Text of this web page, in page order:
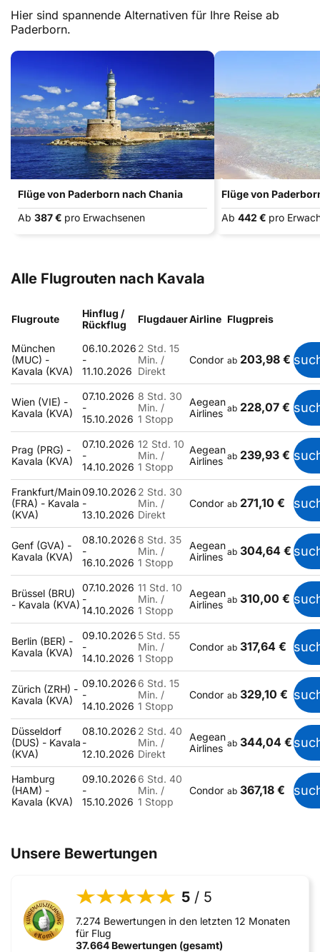
Hier sind spannende Alternativen für Ihre Reise ab
Paderborn.
Flüge von Paderborn nach Chania
Ab 387 € pro Erwachsenen
Flüge von
Ab 442 € pro
Alle Flugrouten nach Kavala
Flugroute
Hinflug /
Rückflug
FlugdauerAirline Flugpreis
München
(MUC) -
Kavala (KVA)
06.10.2026
-
11.10.2026
2 Std. 15
Min. /
Direkt
Condor ab 203,98 €
Wien (VIE) -
Kavala (KVA)
07.10.2026
-
15.10.2026
8 Std. 30
Min. /
1 Stopp
Aegean
Airlines ab 228,07 €
Prag (PRG) -
Kavala (KVA)
07.10.2026
-
14.10.2026
12 Std. 10
Min. /
1 Stopp
Aegean
Airlines ab 239,93 €
Frankfurt/Main
(FRA) - Kavala
(KVA)
09.10.2026
-
13.10.2026
2 Std. 30
Min. /
Direkt
Condor ab 271,10 €
Genf (GVA) -
Kavala (KVA)
08.10.2026
-
16.10.2026
8 Std. 35
Min. /
1 Stopp
Aegean
Airlines ab 304,64 €
Brüssel (BRU)
- Kavala (KVA)
07.10.2026
-
14.10.2026
11 Std. 10
Min. /
1 Stopp
Aegean
Airlines ab 310,00 €
Berlin (BER) -
Kavala (KVA)
09.10.2026
-
14.10.2026
5 Std. 55
Min. /
1 Stopp
Condor ab 317,64 €
Zürich (ZRH) -
Kavala (KVA)
09.10.2026
-
14.10.2026
6 Std. 15
Min. /
1 Stopp
Condor ab 329,10 €
Düsseldorf
(DUS) - Kavala
(KVA)
08.10.2026
-
12.10.2026
2 Std. 40
Min. /
Direkt
Aegean
Airlines ab 344,04 €
Hamburg
(HAM) -
Kavala (KVA)
09.10.2026
-
15.10.2026
6 Std. 40
Min. /
1 Stopp
Condor ab 367,18 €
Unsere Bewertungen
5 / 5
7.274 Bewertungen in den letzten 12 Monaten
für Flug
37.664 Bewertungen (gesamt)